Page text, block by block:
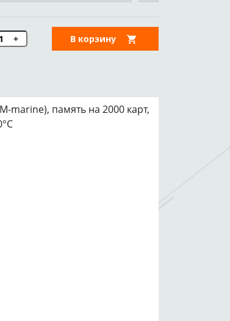
+ В корзину
marine), память на 2000 карт,